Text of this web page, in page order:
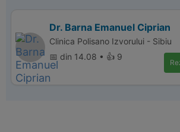
Dr. Barna Emanuel Ciprian
Clinica Polisano Izvorului - Sibiu
📅 din 14.08 • 👍 9